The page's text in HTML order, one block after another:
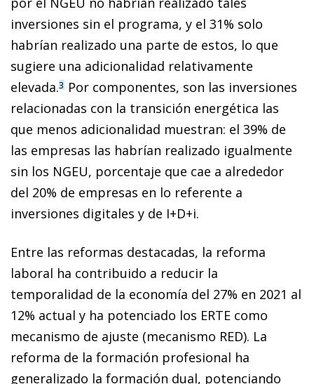
inversiones sin el programa, y el 31% solo
habrían realizado una parte de estos, lo que
sugiere una adicionalidad relativamente
elevada.3 Por componentes, son las inversiones
relacionadas con la transición energética las
que menos adicionalidad muestran: el 39% de
las empresas las habrían realizado igualmente
sin los NGEU, porcentaje que cae a alrededor
del 20% de empresas en lo referente a
inversiones digitales y de I+D+i.
Entre las reformas destacadas, la reforma
laboral ha contribuido a reducir la
temporalidad de la economía del 27% en 2021 al
12% actual y ha potenciado los ERTE como
mecanismo de ajuste (mecanismo RED). La
reforma de la formación profesional ha
generalizado la formación dual, potenciando